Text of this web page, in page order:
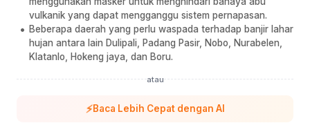
vulkanik yang dapat mengganggu sistem pernapasan.
Beberapa daerah yang perlu waspada terhadap banjir lahar
hujan antara lain Dulipali, Padang Pasir, Nobo, Nurabelen,
Klatanlo, Hokeng jaya, dan Boru.
atau
⚡Baca Lebih Cepat dengan AI